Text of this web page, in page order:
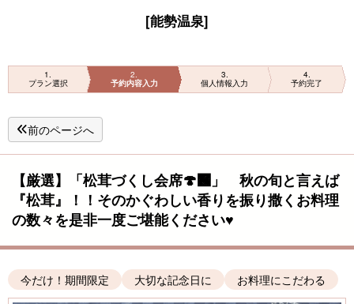
[能勢温泉]
1
プラン選択
2
予約内容入力
3
個人情報入力
4
予約完了
前のページへ
【厳選】「松茸づくし会席🍄‍🟫」 秋の旬と言えば
『松茸』！！そのかぐわしい香りを振り撒くお料理
の数々を是非一度ご堪能ください♥
今だけ！期間限定 大切な記念日に お料理にこだわる